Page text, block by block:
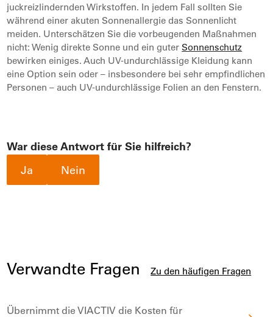
juckreizlindernden Wirkstoffen. In jedem Fall sollten Sie
während einer akuten Sonnenallergie das Sonnenlicht
meiden. Unterschätzen Sie die vorbeugenden Maßnahmen
nicht: Wenig direkte Sonne und ein guter Sonnenschutz
bewirken einiges. Auch UV-undurchlässige Kleidung kann
eine Option sein oder – insbesondere bei sehr empfindlichen
Personen – auch UV-undurchlässige Folien an den Fenstern.
War diese Antwort für Sie hilfreich?
Ja
Nein
Verwandte Fragen Zu den häufigen Fragen
Übernimmt die VIACTIV die Kosten für